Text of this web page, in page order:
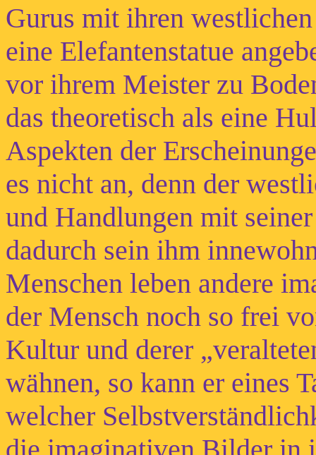
Gurus mit ihren
eine Elefantenstatue
vor ihrem Meister zu
das theoretisch als eine
Aspekten der
es nicht an, denn der
und Handlungen mit
dadurch sein ihm
Menschen leben andere
der Mensch noch so frei
Kultur und derer
wähnen, so kann er eines
welcher